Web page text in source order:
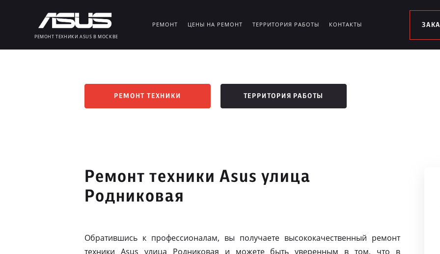
РЕМОНТ ТЕХНИКИ ASUS В МОСКВЕ
РЕМОНТ ЦЕНЫ НА РЕМОНТ ТЕРРИТОРИЯ РАБОТЫ КОНТАКТЫ
РЕМОНТ ТЕХНИКИ ТЕРРИТОРИЯ РАБОТЫ
Ремонт техники Asus улица
Родниковая
Обратившись к профессионалам, вы получаете высококачественный ремонт
техники Asus улица Родниковая и можете быть уверенным в том, что в